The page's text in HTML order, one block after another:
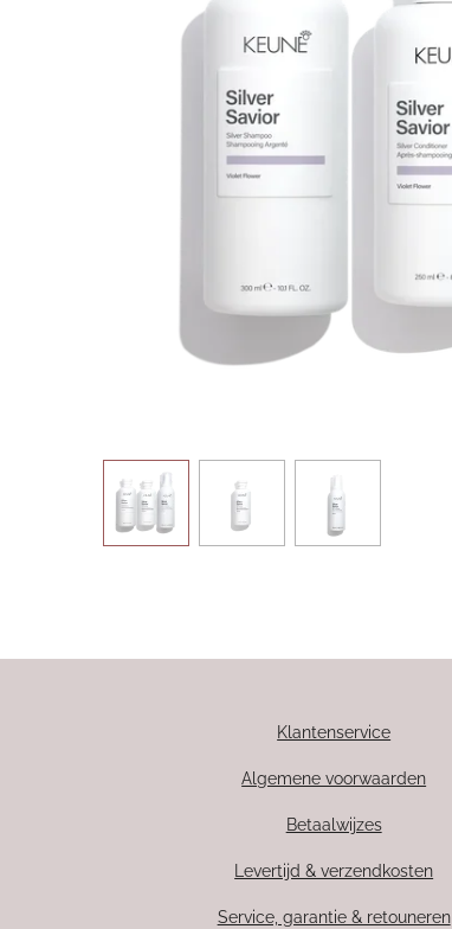
Klantenservice
Algemene voorwaarden
Betaalwijzes
Levertijd & verzendkosten
Service, garantie & retouneren